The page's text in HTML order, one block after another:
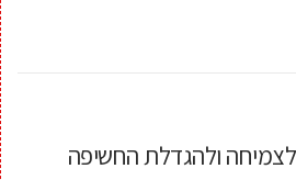
ולהגדלת החשיפה